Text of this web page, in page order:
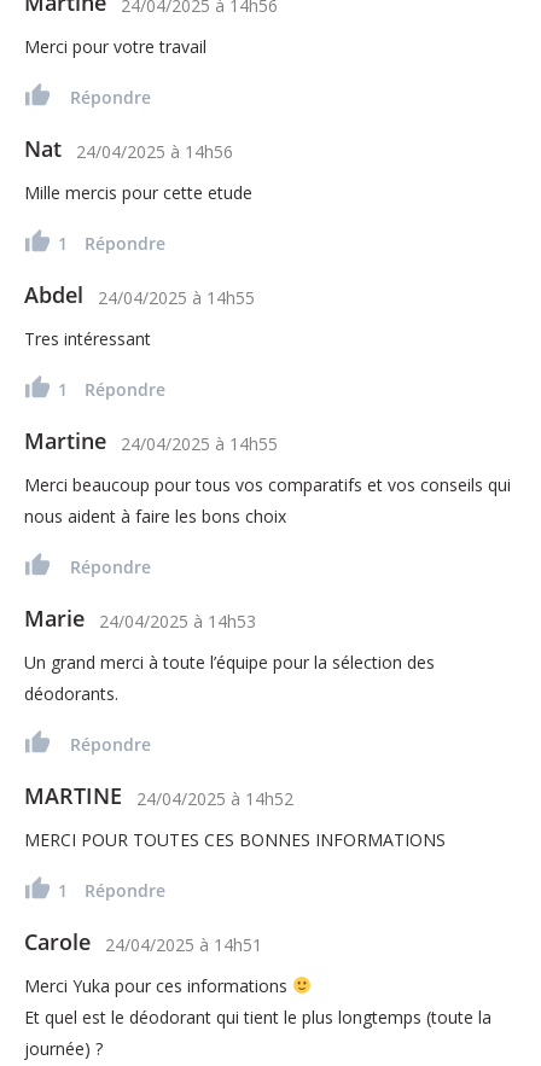
24/04/2025 à 14h56
Merci pour votre travail
Répondre
Nat 24/04/2025 à 14h56
Mille mercis pour cette etude
1 Répondre
Abdel 24/04/2025 à 14h55
Tres intéressant
1 Répondre
Martine 24/04/2025 à 14h55
Merci beaucoup pour tous vos comparatifs et vos conseils qui
nous aident à faire les bons choix
Répondre
Marie 24/04/2025 à 14h53
Un grand merci à toute l’équipe pour la sélection des
déodorants.
Répondre
MARTINE 24/04/2025 à 14h52
MERCI POUR TOUTES CES BONNES INFORMATIONS
1 Répondre
Carole 24/04/2025 à 14h51
Merci Yuka pour ces informations
Et quel est le déodorant qui tient le plus longtemps (toute la
journée) ?